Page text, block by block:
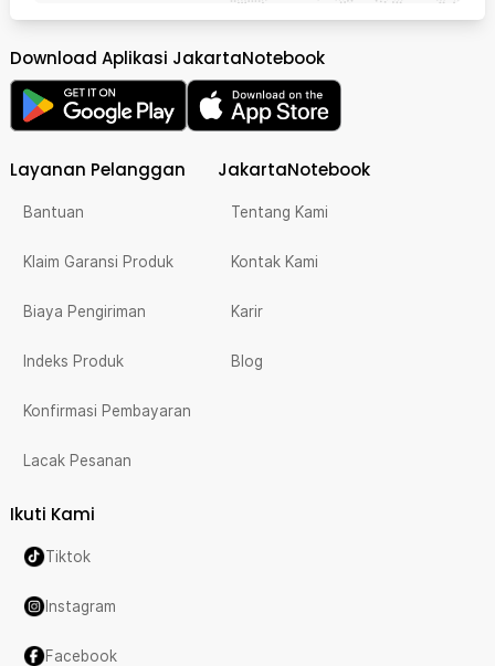
Download Aplikasi JakartaNotebook
Layanan Pelanggan
Bantuan
Klaim Garansi Produk
Biaya Pengiriman
Indeks Produk
Konfirmasi Pembayaran
Lacak Pesanan
JakartaNotebook
Tentang Kami
Kontak Kami
Karir
Blog
Ikuti Kami
Tiktok
Instagram
Facebook